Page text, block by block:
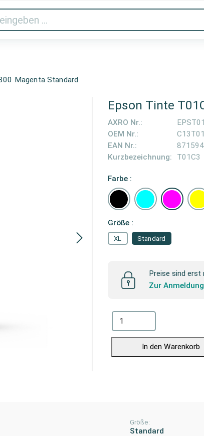
& Video
Magenta Standard
Epson Tinte
AXRO Nr.:
OEM Nr.:
EAN Nr.:
Kurzbezeichnung:
T01C3
Farbe :
Größe :
Standard
XL
Preise sind erst
Zur
In den Warenkorb
Größe:
Standard